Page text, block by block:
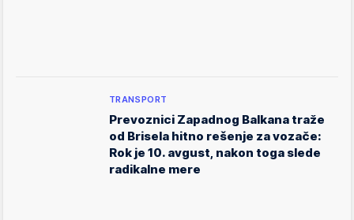
TRANSPORT
Prevoznici Zapadnog Balkana traže
od Brisela hitno rešenje za vozače:
Rok je 10. avgust, nakon toga slede
radikalne mere